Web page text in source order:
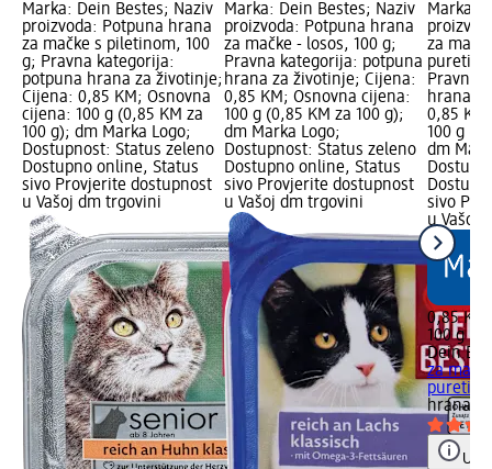
Marka: Dein Bestes; Naziv
proizvoda: Potpuna hrana
za mačke s piletinom, 100
g; Pravna kategorija:
potpuna hrana za životinje;
Cijena: 0,85 KM; Osnovna
cijena: 100 g (0,85 KM za
100 g); dm Marka Logo;
Dostupnost: Status zeleno
Dostupno online, Status
sivo Provjerite dostupnost
u Vašoj dm trgovini
Marka: Dein Bestes; Naziv
proizvoda: Potpuna hrana
za mačke - losos, 100 g;
Pravna kategorija: potpuna
hrana za životinje; Cijena:
0,85 KM; Osnovna cijena:
100 g (0,85 KM za 100 g);
dm Marka Logo;
Dostupnost: Status zeleno
Dostupno online, Status
sivo Provjerite dostupnost
u Vašoj dm trgovini
Marka:
za
Pravna
hrana
0,85
100 g
dm
sivo
u Vašoj
0,85 KM
100 g
Dein
za
puretina
hrana